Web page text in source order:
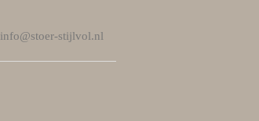
info@stoer-stijlvol.nl